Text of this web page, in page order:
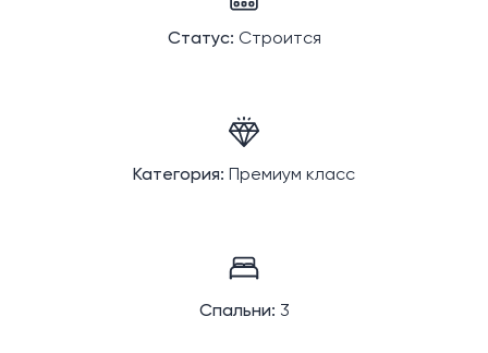
Статус: Строится
Категория: Премиум класс
Спальни: 3